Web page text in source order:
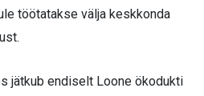
töötatakse välja keskkonda
jätkub endiselt Loone ökodukti